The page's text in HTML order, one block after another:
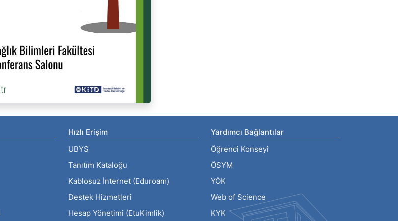
Hızlı Erişim
UBYS
Tanıtım Kataloğu
Kablosuz İnternet (Eduroam)
Destek Hizmetleri
Hesap Yönetimi (EtuKimlik)
Yardımcı Bağlantılar
Öğrenci Konseyi
ÖSYM
YÖK
Web of Science
KYK